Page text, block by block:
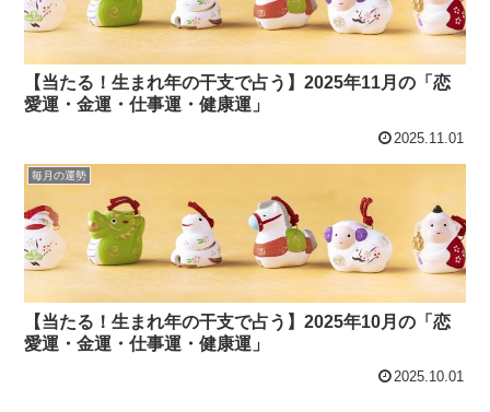
【当たる！生まれ年の干支で占う】2025年11月の「恋
愛運・金運・仕事運・健康運」
2025.11.01
毎月の運勢
【当たる！生まれ年の干支で占う】2025年10月の「恋
愛運・金運・仕事運・健康運」
2025.10.01